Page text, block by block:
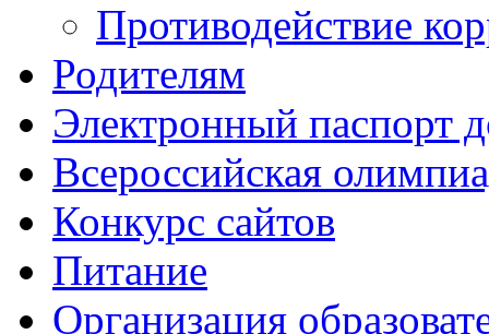
Противодействие
Родителям
Электронный паспорт
Всероссийская
Конкурс сайтов
Питание
Организация